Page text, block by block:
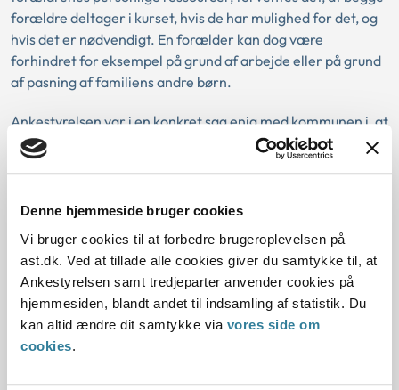
Denne hjemmeside bruger cookies
Vi bruger cookies til at forbedre brugeroplevelsen på
ast.dk. Ved at tillade alle cookies giver du samtykke til, at
Ankestyrelsen samt tredjeparter anvender cookies på
hjemmesiden, blandt andet til indsamling af statistik. Du
kan altid ændre dit samtykke via vores side om
cookies.
forældre deltager i kurset, hvis de har mulighed for det, og
hvis det er nødvendigt. En forælder kan dog være
forhindret for eksempel på grund af arbejde eller på grund
af pasning af familiens andre børn.
Ankestyrelsen var i en konkret sag enig med kommunen i, at
der ikke kunne bevilges hjælp til ekstra hjælpertimer samt
ophold og forplejning til hjælperen i forbindelse med et
nødvendig for kursets/evalueringens gennemførelse.
Baggrund for at behandle sagen principielt
Reglerne